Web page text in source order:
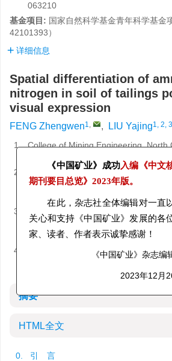
063210
基金项目: 国家自然科学基金青年科学基金
42101393）
详细信息
Spatial differentiation of
nitrogen in soil of tailings
visual expression
FENG Zhengwen1, , LIU Yajing1, 2,
1.
College of Mining Engineering, North
of Science and Technology,
2.
Tangshan Key Laboratory of Remote
Resources and Environment,
3.
Hebei Mining Area Ecological
Technology Research Institute,
China
4.
Hebei Key Laboratory of Mining
摘要
HTML全文
0. 引 言
《中国矿业》成功入编《中文核
期刊要目总览》2023年版。
在此，杂志社全体编辑对一直以
关心和支持《中国矿业》发展的各位
家、读者、作者表示诚挚感谢！
《中国矿业》杂志编辑
2023年12月26